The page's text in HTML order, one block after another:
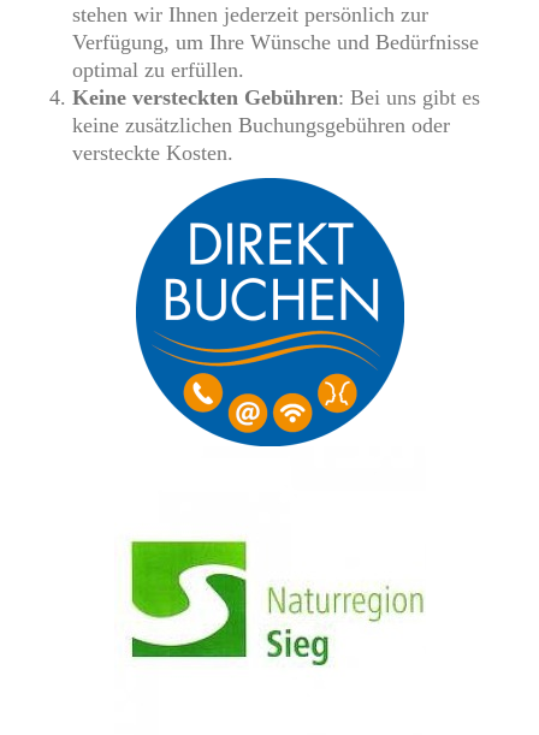
stehen wir Ihnen jederzeit persönlich zur
Verfügung, um Ihre Wünsche und Bedürfnisse
optimal zu erfüllen.
Keine versteckten Gebühren: Bei uns gibt es
keine zusätzlichen Buchungsgebühren oder
versteckte Kosten.